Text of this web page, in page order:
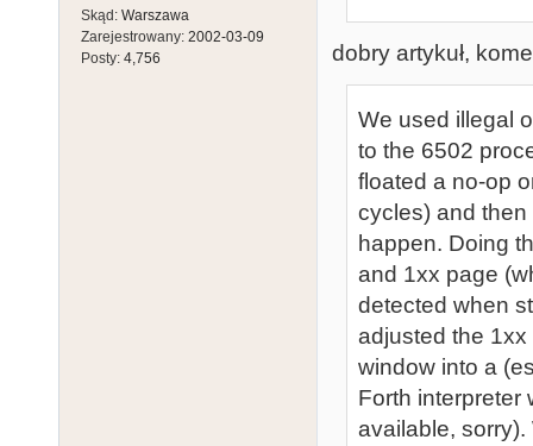
Skąd: Warszawa
Zarejestrowany: 2002-03-09
Posty: 4,756 dobry artykuł,
We used illegal
to the 6502
floated a no-op
cycles) and
happen. Doing
and 1xx page
detected when
adjusted the
window into a
Forth interpreter
available,